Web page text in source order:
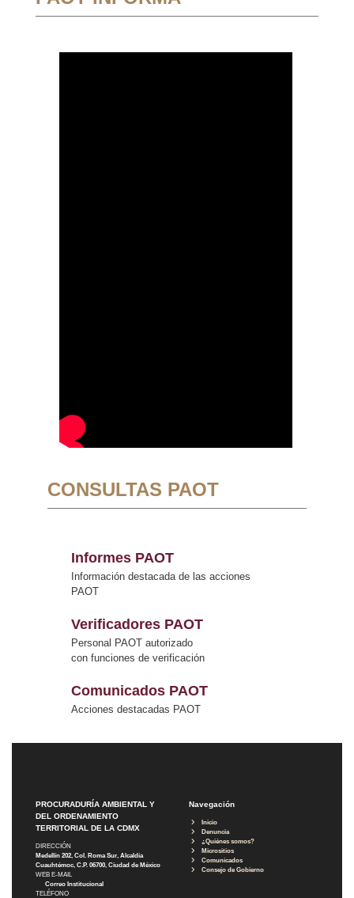
CONSULTAS PAOT
Informes PAOT
Información destacada de las acciones
PAOT
Verificadores PAOT
Personal PAOT autorizado
con funciones de verificación
Comunicados PAOT
Acciones destacadas PAOT
PROCURADURÍA AMBIENTAL Y
DEL ORDENAMIENTO
TERRITORIAL DE LA CDMX
DIRECCIÓN
Medellín 202, Col. Roma Sur, Alcaldía
Cuauhtémoc, C.P. 06700, Ciudad de México
WEB E-MAIL
Correo Institucional
TELÉFONO
Navegación
Inicio
Denuncia
¿Quiénes somos?
Micrositios
Comunicados
Consejo de Gobierno